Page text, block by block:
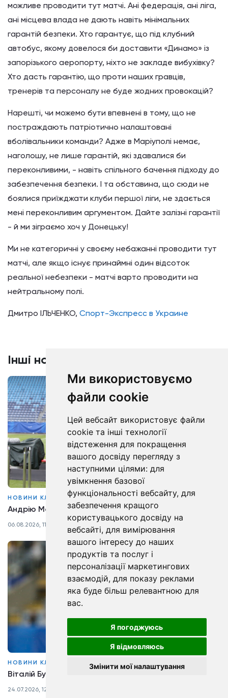
Ми використовуємо
файли cookie
Цей вебсайт використовує файли
cookie та інші технології
відстеження для покращення
вашого досвіду перегляду з
наступними цілями: для
увімкнення базової
функціональності вебсайту, для
забезпечення кращого
користувацького досвіду на
вебсайті, для вимірювання
вашого інтересу до наших
продуктів та послуг і
персоналізації маркетингових
взаємодій, для показу реклами
яка буде більш релевантною для
вас.
Я погоджуюсь
Я відмовляюсь
Змінити мої налаштування
можливе проводити тут матчі. Ані федерація, ані ліга,
ані місцева влада не дають навіть мінімальних
гарантій безпеки. Хто гарантує, що під клубний
автобус, якому довелося би доставити «Динамо» із
запорізького аеропорту, ніхто не закладе вибухівку?
Хто дасть гарантію, що проти наших гравців,
тренерів та персоналу не буде жодних провокацій?
Нарешті, чи можемо бути впевнені в тому, що не
постраждають патріотично налаштовані
вболівальники команди? Адже в Маріуполі немає,
наголошу, не лише гарантій, які здавалися би
переконливими, - навіть спільного бачення підходу до
забезпечення безпеки. І та обставина, що сюди не
боялися приїжджати клуби першої ліги, не здається
мені переконливим аргументом. Дайте залізні гарантії
- й ми зіграємо хоч у Донецьку!
Ми не категоричні у своєму небажанні проводити тут
матчі, але якщо існує принаймні один відсоток
реальної небезпеки - матчі варто проводити на
нейтральному полі.
Дмитро ІЛЬЧЕНКО, Спорт-Экспресс в Украине
Інші новини
НОВИНИ КЛУБУ
Андрію Мадзяновському – 50! Наші вітання!
06.08.2026, 11:35
НОВИНИ КЛУБУ
Віталій Буяльський провів 400-й матч за «Динамо»
24.07.2026, 12:59